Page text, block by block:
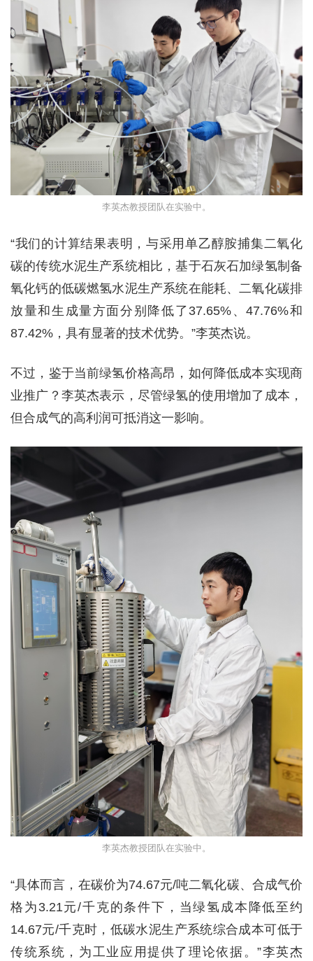
李英杰教授团队在实验中。
“我们的计算结果表明，与采用单乙醇胺捕集二氧化
碳的传统水泥生产系统相比，基于石灰石加绿氢制备
氧化钙的低碳燃氢水泥生产系统在能耗、二氧化碳排
放量和生成量方面分别降低了37.65%、47.76%和
87.42%，具有显著的技术优势。”李英杰说。
不过，鉴于当前绿氢价格高昂，如何降低成本实现商
业推广？李英杰表示，尽管绿氢的使用增加了成本，
但合成气的高利润可抵消这一影响。
李英杰教授团队在实验中。
“具体而言，在碳价为74.67元/吨二氧化碳、合成气价
格为3.21元/千克的条件下，当绿氢成本降低至约
14.67元/千克时，低碳水泥生产系统综合成本可低于
传统系统，为工业应用提供了理论依据。”李英杰